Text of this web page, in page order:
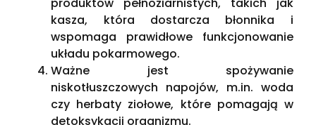
kasza, która dostarcza błonnika i
wspomaga prawidłowe funkcjonowanie
układu pokarmowego.
Ważne jest spożywanie
niskotłuszczowych napojów, m.in. woda
czy herbaty ziołowe, które pomagają w
detoksykacji organizmu.